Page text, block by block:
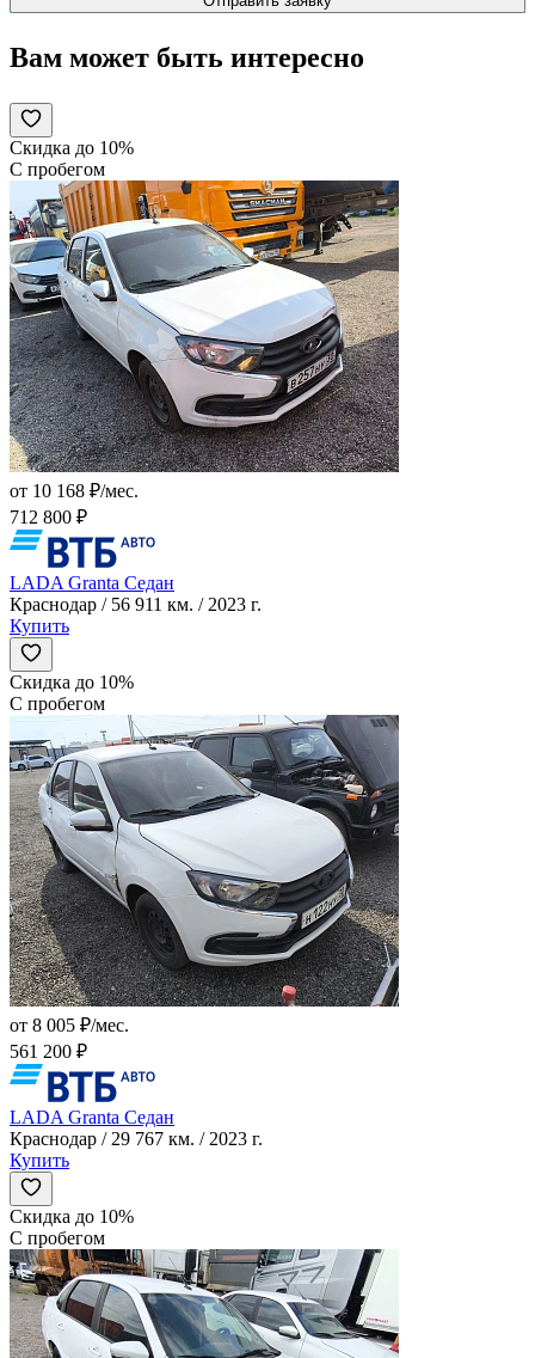
Вам может быть интересно
Скидка до 10%
С пробегом
от 10 168 ₽/мес.
712 800 ₽
LADA Granta Седан
Краснодар / 56 911 км. / 2023 г.
Купить
Скидка до 10%
С пробегом
от 8 005 ₽/мес.
561 200 ₽
LADA Granta Седан
Краснодар / 29 767 км. / 2023 г.
Купить
Скидка до 10%
С пробегом